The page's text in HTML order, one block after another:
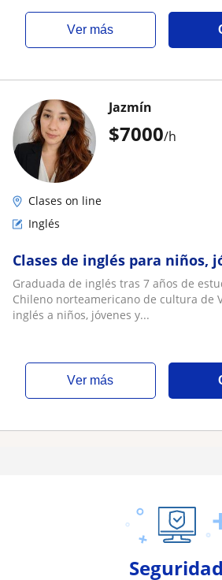
ver más
$7000/h
Jazmín
Clases on line
Inglés
Clases de inglés para niños,
Graduada de inglés tras 7 años de
Chileno norteamericano de cultura de
inglés a niños, jóvenes y...
ver más
Seguridad